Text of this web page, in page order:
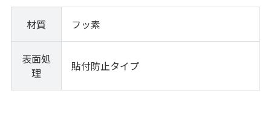
材質 フッ素
表面処
理
貼付防止タイプ